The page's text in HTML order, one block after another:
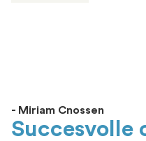
- Miriam Cnossen
Succesvolle